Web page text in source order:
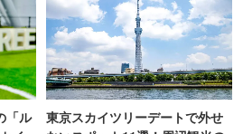
「ル
東京スカイツリーデートで外せ